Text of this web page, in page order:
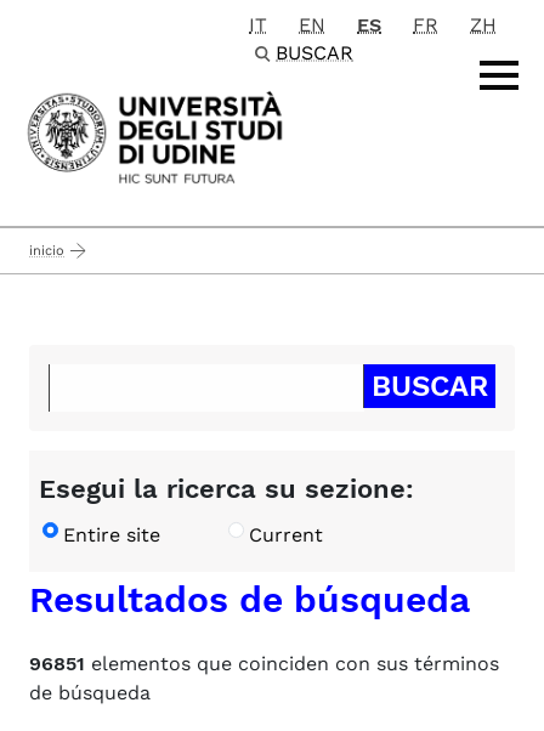
Passa al contenuto principale
IT EN ES FR
ZH
BUSCAR
inicio
Esegui la ricerca su sezione:
Entire site Current
Resultados de búsqueda
96851 elementos que coinciden con sus términos
de búsqueda